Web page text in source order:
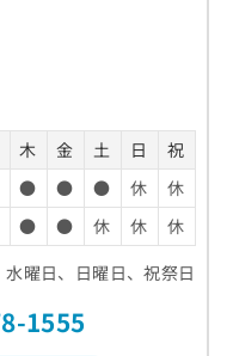
木 金 土 日
祝
● ● ● 休
休
● ● 休 休
休
水曜日、日曜日、祝祭日
1555